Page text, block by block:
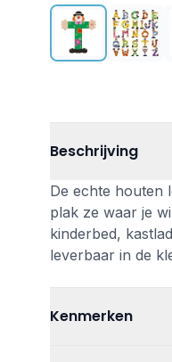
Beschrijving
De echte houten
plak ze waar je
kinderbed,
leverbaar in de
Kenmerken